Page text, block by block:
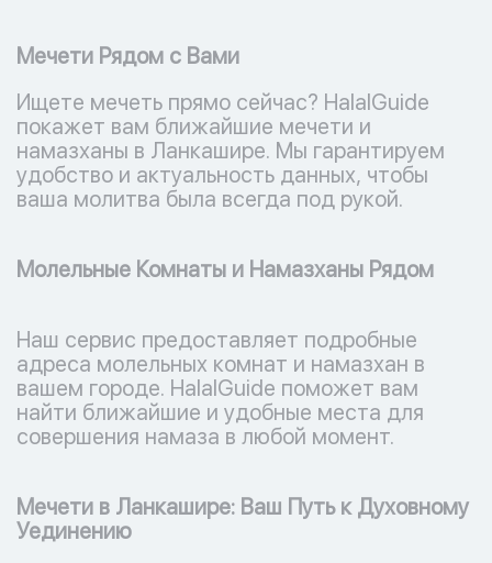
Мечети Рядом с Вами
Ищете мечеть прямо сейчас? HalalGuide
покажет вам ближайшие мечети и
намазханы в Ланкашире. Мы гарантируем
удобство и актуальность данных, чтобы
ваша молитва была всегда под рукой.
Молельные Комнаты и Намазханы Рядом
Наш сервис предоставляет подробные
адреса молельных комнат и намазхан в
вашем городе. HalalGuide поможет вам
найти ближайшие и удобные места для
совершения намаза в любой момент.
Мечети в Ланкашире: Ваш Путь к Духовному
Уединению